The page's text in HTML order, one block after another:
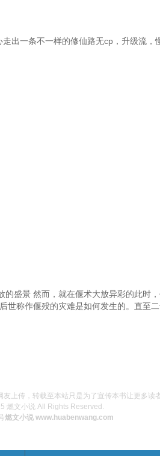
出一条不一样的修仙路无cp，升级流
盛景 然而，就在偃术大放异彩的此时
世称作偃殁的灾难是如何发生的。直至
上传，转载至本站只是为了宣传本书让更多读
燃文小说 All Rights Reserved.
燃文小说 www.huabenwang.com